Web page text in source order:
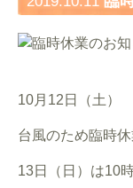
10月12日（土）
台風のため臨時
13日（日）は10